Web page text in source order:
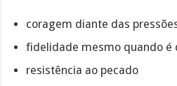
coragem diante das
fidelidade mesmo quando é
resistência ao pecado